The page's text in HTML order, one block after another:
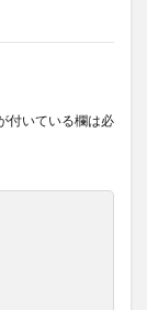
付いている欄は必